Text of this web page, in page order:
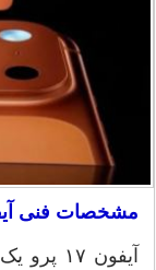
مشخصات فنی آیفون
آیفون